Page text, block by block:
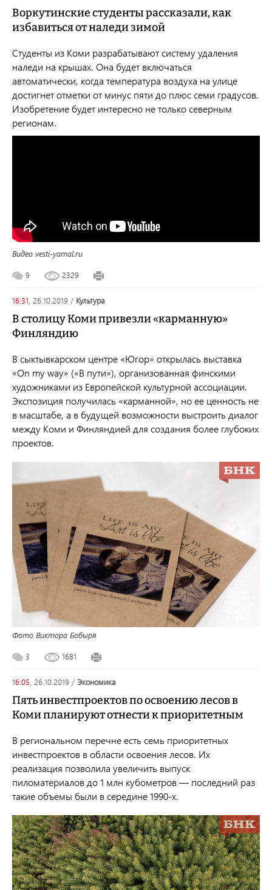
Воркутинские студенты рассказали, как
избавиться от наледи зимой
Студенты из Коми разрабатывают систему удаления
наледи на крышах. Она будет включаться
автоматически, когда температура воздуха на улице
достигнет отметки от минус пяти до плюс семи градусов.
Изобретение будет интересно не только северным
регионам.
Видео vesti-yamal.ru
9 2329
16:31, 26.10.2019 / культура
В столицу Коми привезли «карманную»
Финляндию
В сыктывкарском центре «Югор» открылась выставка
«On my way» («В пути»), организованная финскими
художниками из Европейской культурной ассоциации.
Экспозиция получилась «карманной», но ее ценность не
в масштабе, а в будущей возможности выстроить диалог
между Коми и Финляндией для создания более глубоких
проектов.
Фото Виктора Бобыря
3 1681
16:05, 26.10.2019 / экономика
Пять инвестпроектов по освоению лесов в
Коми планируют отнести к приоритетным
В региональном перечне есть семь приоритетных
инвестпроектов в области освоения лесов. Их
реализация позволила увеличить выпуск
пиломатериалов до 1 млн кубометров — последний раз
такие объемы были в середине 1990-х.